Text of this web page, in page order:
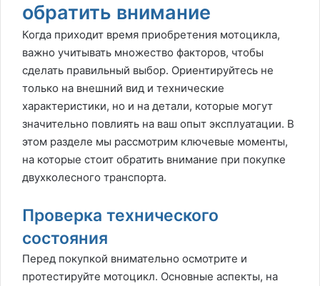
обратить внимание
Когда приходит время приобретения мотоцикла,
важно учитывать множество факторов, чтобы
сделать правильный выбор. Ориентируйтесь не
только на внешний вид и технические
характеристики, но и на детали, которые могут
значительно повлиять на ваш опыт эксплуатации. В
этом разделе мы рассмотрим ключевые моменты,
на которые стоит обратить внимание при покупке
двухколесного транспорта.
Проверка технического
состояния
Перед покупкой внимательно осмотрите и
протестируйте мотоцикл. Основные аспекты, на